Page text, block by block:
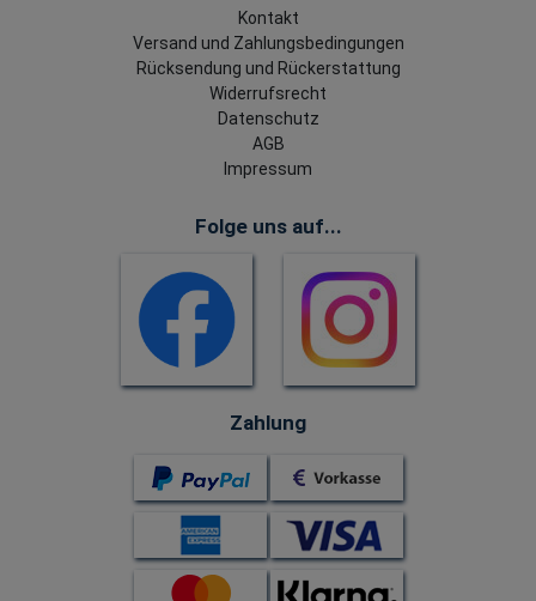
Kontakt
Versand und Zahlungsbedingungen
Rücksendung und Rückerstattung
Widerrufsrecht
Datenschutz
AGB
Impressum
Folge uns auf...
Zahlung